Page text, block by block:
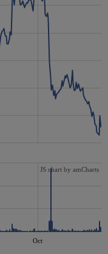
Oct
JS chart by amCharts